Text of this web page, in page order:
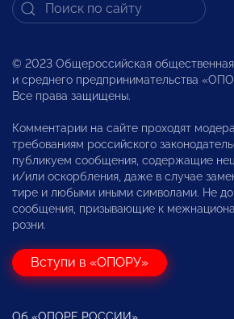
© 2023 Общероссийская общественная
и среднего предпринимательства
Все права защищены.
Комментарии на сайте проходят
требованиям российского
публикуем сообщения, содержащие
и/или оскорбления, даже в случае
тире и любыми иными символами. Не
сообщения, призывающие к
розни.
Вступи в «ОПОРУ»
Об «ОПОРЕ РОССИИ»